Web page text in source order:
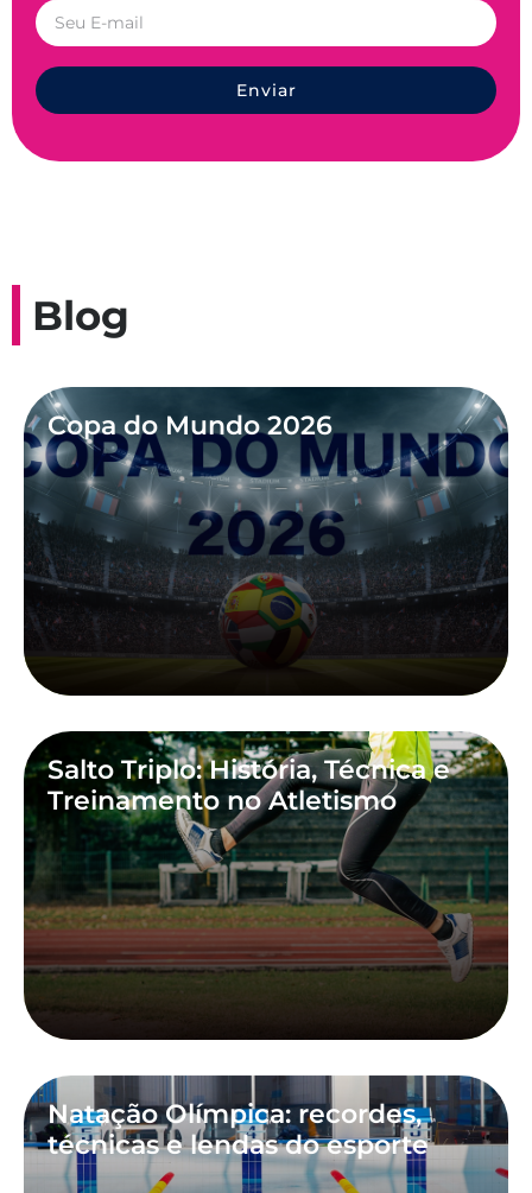
Enviar
Blog
Copa do Mundo 2026
Salto Triplo: História, Técnica e
Treinamento no Atletismo
Natação Olímpica: recordes,
técnicas e lendas do esporte